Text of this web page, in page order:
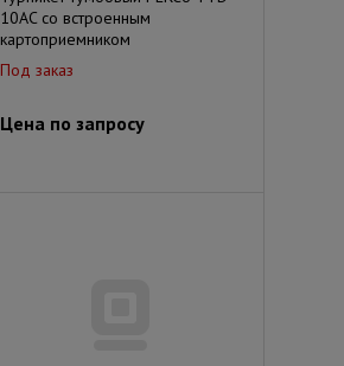
10AC со встроенным
картоприемником
Под заказ
Цена по запросу